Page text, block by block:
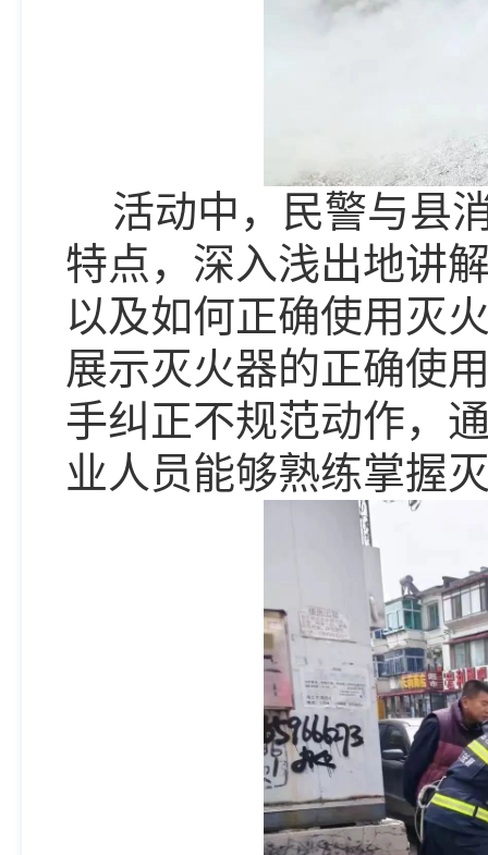
活动中 ，
民警与县
特点 ， 深入浅出地讲
以及如何正确使用灭
展示灭火器的正确使
手纠正不规范动作，
业人员能够熟练掌握